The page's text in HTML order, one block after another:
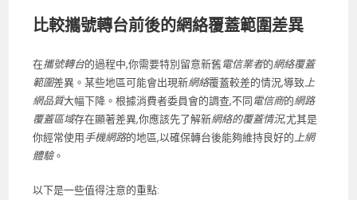
比較攜號轉台前後的網絡覆蓋範圍差異
在攜號轉台的過程中,你需要特別留意新舊電信業者的網絡覆蓋
範圍差異。某些地區可能會出現新網絡覆蓋較差的情況,導致上
網品質大幅下降。根據消費者委員會的調查,不同電信商的網路
覆蓋區域存在顯著差異,你應該先了解新網絡的覆蓋情況,尤其是
你經常使用手機網路的地區,以確保轉台後能夠維持良好的上網
體驗。
以下是一些值得注意的重點: